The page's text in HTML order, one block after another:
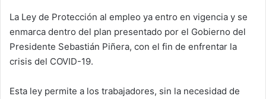
a
n
e
m
i
La Ley de Protección al empleo ya entro en vigencia y se
enmarca dentro del plan presentado por el Gobierno del
Presidente Sebastián Piñera, con el fin de enfrentar la
crisis del COVID-19.
Esta ley permite a los trabajadores, sin la necesidad de